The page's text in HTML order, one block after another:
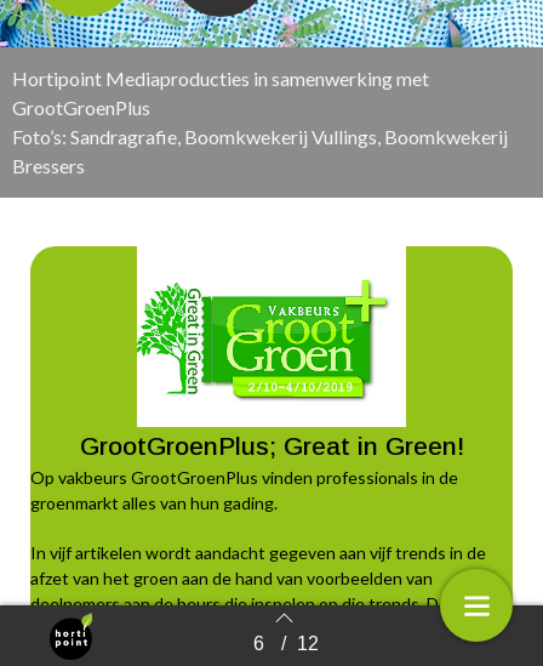
Terug naar overzicht 6 / 12
Hortipoint Mediaproducties in samenwerking met
GrootGroenPlus
Foto’s: Sandragrafie, Boomkwekerij Vullings, Boomkwekerij
Bressers
GrootGroenPlus; Great in Green!
Op vakbeurs GrootGroenPlus vinden professionals in de
groenmarkt alles van hun gading.
In vijf artikelen wordt aandacht gegeven aan vijf trends in de
afzet van het groen aan de hand van voorbeelden van
deelnemers aan de beurs die inspelen op die trends. Dat zijn er
meerdere zowel op het gebied van oplossingen, advies, aanleg
en onderhoud.